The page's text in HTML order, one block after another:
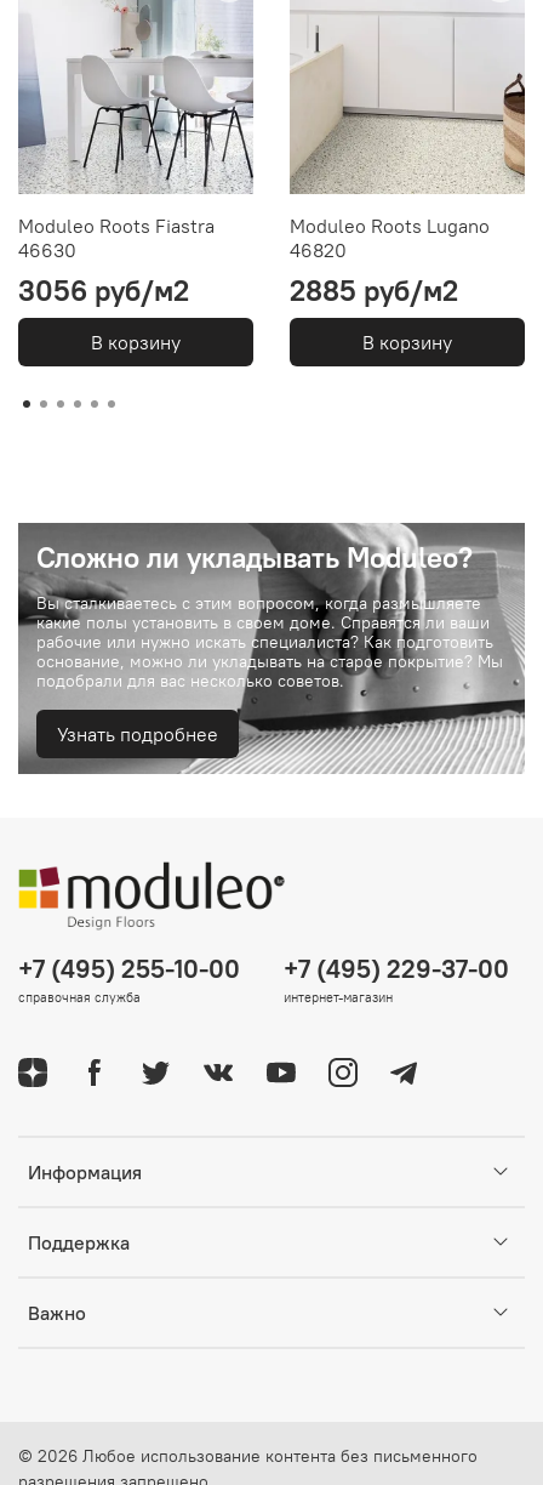
Moduleo Roots Fiastra
46630
3056 руб/м2
В корзину
Moduleo Roots Lugano
46820
2885 руб/м2
В корзину
Сложно ли укладывать Moduleo?
Вы сталкиваетесь с этим вопросом, когда размышляете
какие полы установить в своем доме. Справятся ли ваши
рабочие или нужно искать специалиста? Как подготовить
основание, можно ли укладывать на старое покрытие? Мы
подобрали для вас несколько советов.
Узнать подробнее
Информация
Поддержка
Важно
+7 (495) 255-10-00
справочная служба
+7 (495) 229-37-00
интернет-магазин
© 2026 Любое использование контента без письменного